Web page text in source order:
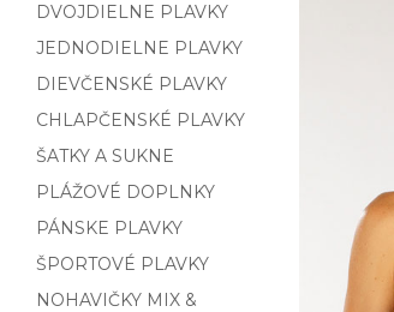
DVOJDIELNE PLAVKY
JEDNODIELNE PLAVKY
DIEVČENSKÉ PLAVKY
CHLAPČENSKÉ PLAVKY
ŠATKY A SUKNE
PLÁŽOVÉ DOPLNKY
PÁNSKE PLAVKY
ŠPORTOVÉ PLAVKY
NOHAVIČKY MIX &